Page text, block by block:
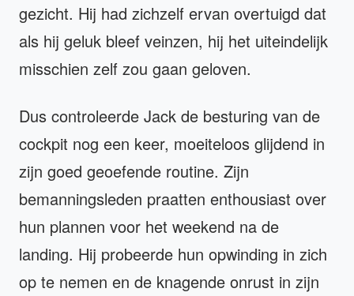
gezicht. Hij had zichzelf ervan overtuigd dat
als hij geluk bleef veinzen, hij het uiteindelijk
misschien zelf zou gaan geloven.
Dus controleerde Jack de besturing van de
cockpit nog een keer, moeiteloos glijdend in
zijn goed geoefende routine. Zijn
bemanningsleden praatten enthousiast over
hun plannen voor het weekend na de
landing. Hij probeerde hun opwinding in zich
op te nemen en de knagende onrust in zijn